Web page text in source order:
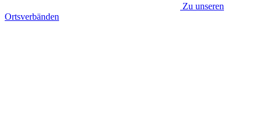
Zu unseren
Ortsverbänden